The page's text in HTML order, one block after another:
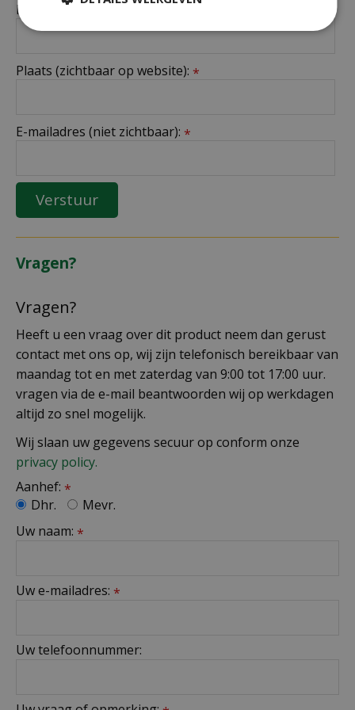
Naam (zichtbaar op website):
Plaats (zichtbaar op website): *
E-mailadres (niet zichtbaar): *
Vragen?
Vragen?
Heeft u een vraag over dit product neem dan gerust
contact met ons op, wij zijn telefonisch bereikbaar van
maandag tot en met zaterdag van 9:00 tot 17:00 uur.
vragen via de e-mail beantwoorden wij op werkdagen
altijd zo snel mogelijk.
Wij slaan uw gegevens secuur op conform onze
privacy policy.
Aanhef: *
Dhr.
Mevr.
Uw naam: *
Uw e-mailadres: *
Uw telefoonnummer: